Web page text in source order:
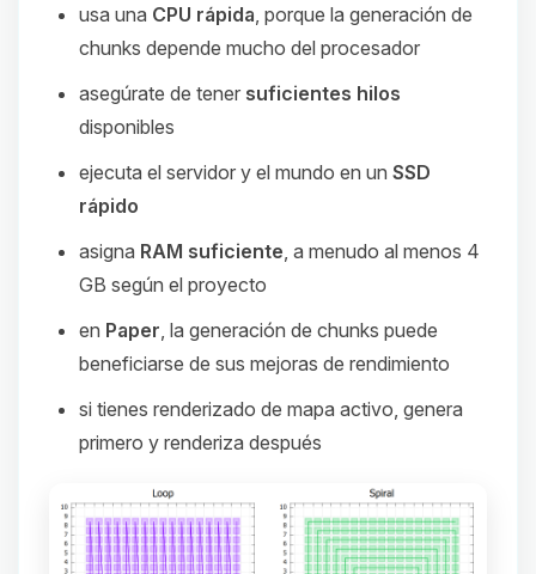
usa una CPU rápida , porque la generación de
chunks depende mucho del procesador
asegúrate de tener suficientes hilos
disponibles
ejecuta el servidor y el mundo en un SSD
rápido
asigna RAM suficiente , a menudo al menos 4
GB según el proyecto
en Paper , la generación de chunks puede
beneficiarse de sus mejoras de rendimiento
si tienes renderizado de mapa activo, genera
primero y renderiza después